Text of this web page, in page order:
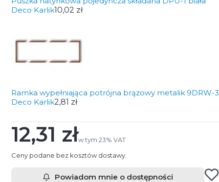
Deco Karlik10,02 zł
Ramka wypełniająca potrójna brązowy metalik 9DRW-3
Deco Karlik2,81 zł
Cena
12,31 złw tym 23% VAT
w tym 23% VAT
Ceny podane bez kosztów dostawy.
Powiadom mnie o dostępności